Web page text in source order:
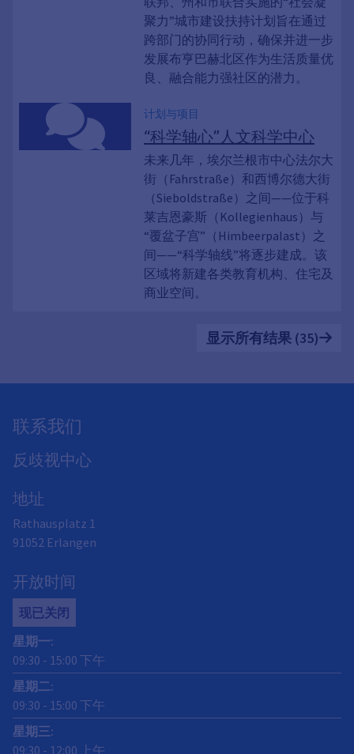
聚力”城市建设扶持计划旨在通过
跨部门的协同行动，确保并进一步
发展布亨巴赫北区作为生活质量优
良、融合能力强社区的潜力。
计划与项目
“科学轴心”人文科学中心
未来几年，埃尔兰根市中心法尔大
街（Fahrstraße）和西博尔德大街
（Sieboldstraße）之间——位于科
莱吉恩豪斯（Kollegienhaus）与
“覆盆子宫”（Himbeerpalast）之
间——“科学轴线”将逐步建成。该
区域将新建各类教育机构、住宅及
商业空间。
显示所有结果 (35)
联系我们
反歧视中心
地址
Rathausplatz 1
91052 Erlangen
开放时间
现已关闭
星期一:
09:30 - 15:00 下午
星期二:
09:30 - 15:00 下午
星期三:
09:30 - 12:00 上午